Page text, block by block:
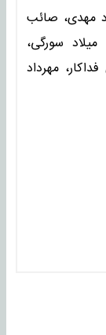
مهدی، صائب
سورگی،
مهرداد